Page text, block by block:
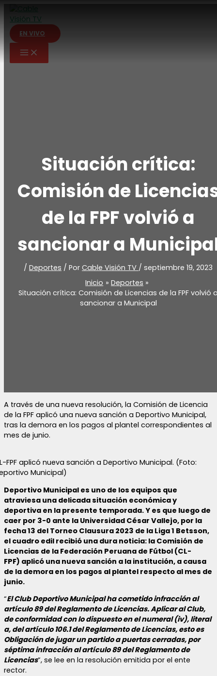
contenido
EN VIVO
Situación crítica:
Comisión de
de la FPF volvió a
sancionar a
/ Deportes / Por Cable Visión TV / septiembre 19, 2023
Inicio
Deportes
Situación crítica: Comisión de Licencias de la FPF volvió
sancionar a Municipal
A través de una nueva resolución, la Comisión de Licencia
de la FPF aplicó una nueva sanción a Deportivo Municipal,
tras la demora en los pagos al plantel correspondientes al
mes de junio.
FPF aplicó nueva sanción a Deportivo Municipal. (Foto:
Municipal)
Deportivo Municipal es uno de los equipos que
atraviesa una delicada situación económica y
deportiva en la presente temporada. Y es que luego de
caer por 3-0 ante la Universidad César Vallejo, por la
fecha 13 del Torneo Clausura 2023 de la Liga 1 Betsson,
el cuadro edil recibió una dura noticia: la Comisión de
Licencias de la Federación Peruana de Fútbol (CL-
FPF) aplicó una nueva sanción a la institución, a causa
de la demora en los pagos al plantel respecto al mes de
junio.
“El Club Deportivo Municipal ha cometido infracción al
artículo 89 del Reglamento de Licencias. Aplicar al Club,
de conformidad con lo dispuesto en el numeral (iv), literal
a, del artículo 106.1 del Reglamento de Licencias, esto es
Obligación de jugar un partido a puertas cerradas, por
séptima infracción al artículo 89 del Reglamento de
Licencias”, se lee en la resolución emitida por el ente
rector.